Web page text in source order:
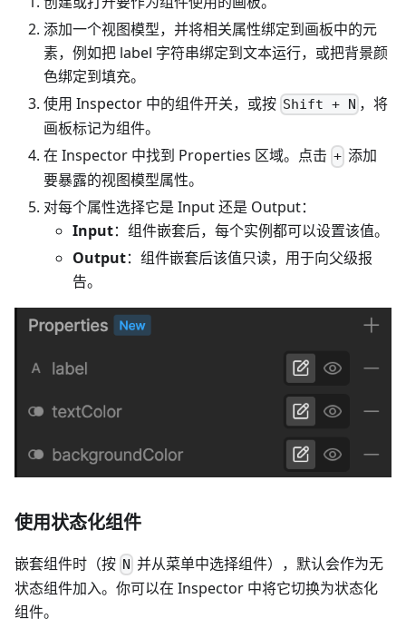
添加一个视图模型，并将相关属性绑定到画板中的元
素，例如把 label 字符串绑定到文本运行，或把背景颜
色绑定到填充。
使用 Inspector 中的组件开关，或按 Shift + N ，将
画板标记为组件。
在 Inspector 中找到 Properties 区域。点击 + 添加
要暴露的视图模型属性。
对每个属性选择它是 Input 还是 Output：
Input：组件嵌套后，每个实例都可以设置该值。
Output：组件嵌套后该值只读，用于向父级报
告。
使用状态化组件
嵌套组件时（按 N 并从菜单中选择组件），默认会作为无
状态组件加入。你可以在 Inspector 中将它切换为状态化
组件。